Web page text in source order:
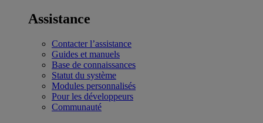
Assistance
Contacter l’assistance
Guides et manuels
Base de connaissances
Statut du système
Modules personnalisés
Pour les développeurs
Communauté